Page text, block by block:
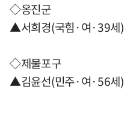
◇옹진군
▲서희경(국힘·여·39세)
◇제물포구
▲김윤선(민주·여·56세)